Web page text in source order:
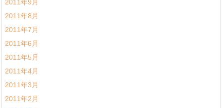
2011年9月
2011年8月
2011年7月
2011年6月
2011年5月
2011年4月
2011年3月
2011年2月